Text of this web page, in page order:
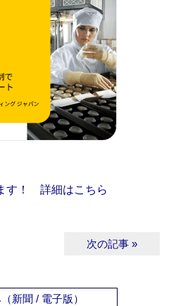
す！ 詳細はこちら
次の記事 »
新聞 / 電子版）